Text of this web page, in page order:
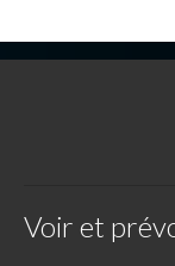
Voir et